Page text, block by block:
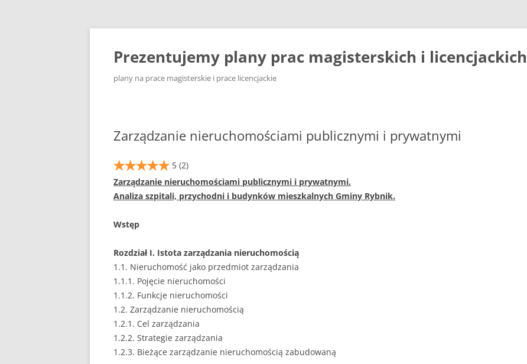
Przejdź
Prezentujemy plany prac magisterskich i licencjackich
plany na prace magisterskie i prace licencjackie
Zarządzanie nieruchomościami publicznymi i prywatnymi
5 (2)
Zarządzanie nieruchomościami publicznymi i prywatnymi.
Analiza szpitali, przychodni i budynków mieszkalnych Gminy Rybnik.
Wstęp
Rozdział I. Istota zarządzania nieruchomością
1.1. Nieruchomość jako przedmiot zarządzania
1.1.1. Pojęcie nieruchomości
1.1.2. Funkcje nieruchomości
1.2. Zarządzanie nieruchomością
1.2.1. Cel zarządzania
1.2.2. Strategie zarządzania
1.2.3. Bieżące zarządzanie nieruchomością zabudowaną